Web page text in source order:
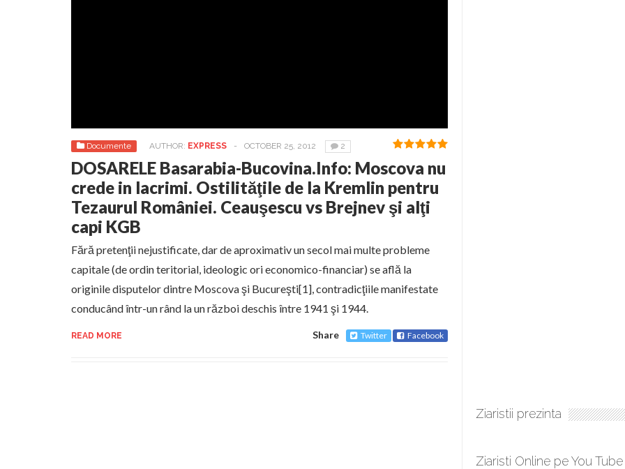
Documente AUTHOR: EXPRESS - OCTOBER 25, 2012 2
DOSARELE Basarabia-Bucovina.Info: Moscova nu
crede in lacrimi. Ostilităţile de la Kremlin pentru
Tezaurul României. Ceauşescu vs Brejnev şi alţi
capi KGB
Fără pretenţii nejustificate, dar de aproximativ un secol mai multe probleme
capitale (de ordin teritorial, ideologic ori economico-financiar) se află la
originile disputelor dintre Moscova şi Bucureşti[1], contradicţiile manifestate
conducând într-un rând la un război deschis între 1941 şi 1944.
READ MORE Share Twitter Facebook
Ziaristii prezinta
Ziaristi Online pe You Tube